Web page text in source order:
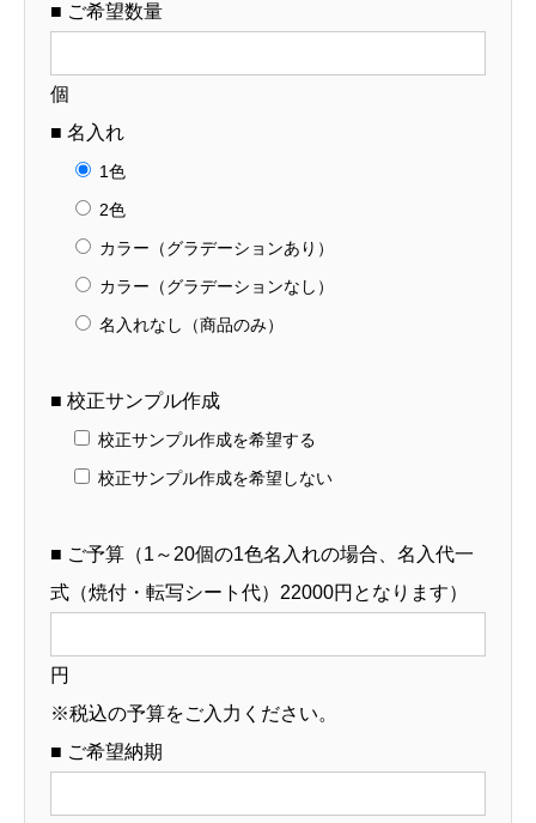
■ ご希望数量
個
■ 名入れ
1色
2色
カラー（グラデーションあり）
カラー（グラデーションなし）
名入れなし（商品のみ）
■ 校正サンプル作成
校正サンプル作成を希望する
校正サンプル作成を希望しない
■ ご予算（1～20個の1色名入れの場合、名入代一
式（焼付・転写シート代）22000円となります）
円
※税込の予算をご入力ください。
■ ご希望納期